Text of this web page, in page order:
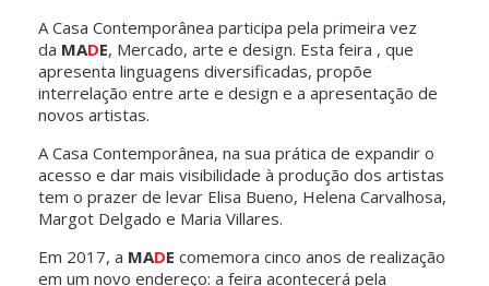
A Casa Contemporânea participa pela primeira vez
da MADE, Mercado, arte e design. Esta feira , que
apresenta linguagens diversificadas, propõe
interrelação entre arte e design e a apresentação de
novos artistas.
A Casa Contemporânea, na sua prática de expandir o
acesso e dar mais visibilidade à produção dos artistas
tem o prazer de levar Elisa Bueno, Helena Carvalhosa,
Margot Delgado e Maria Villares.
Em 2017, a MADE comemora cinco anos de realização
em um novo endereço: a feira acontecerá pela